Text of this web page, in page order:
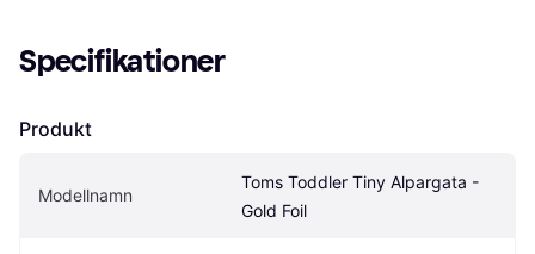
Specifikationer
Produkt
Modellnamn
Toms Toddler Tiny Alpargata -
Gold Foil